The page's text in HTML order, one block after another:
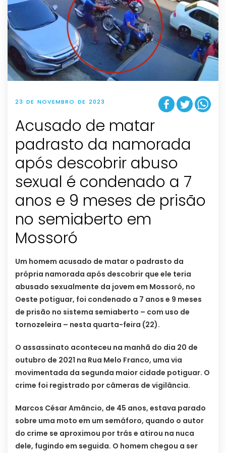
23 DE NOVEMBRO DE 2023
Acusado de matar
padrasto da namorada
após descobrir abuso
sexual é condenado a 7
anos e 9 meses de prisão
no semiaberto em
Mossoró
Um homem acusado de matar o padrasto da
própria namorada após descobrir que ele teria
abusado sexualmente da jovem em Mossoró, no
Oeste potiguar, foi condenado a 7 anos e 9 meses
de prisão no sistema semiaberto – com uso de
tornozeleira – nesta quarta-feira (22).
O assassinato aconteceu na manhã do dia 20 de
outubro de 2021 na Rua Melo Franco, uma via
movimentada da segunda maior cidade potiguar. O
crime foi registrado por câmeras de vigilância.
Marcos César Amâncio, de 45 anos, estava parado
sobre uma moto em um semáforo, quando o autor
do crime se aproximou por trás e atirou na nuca
dele, fugindo em seguida. O homem chegou a ser